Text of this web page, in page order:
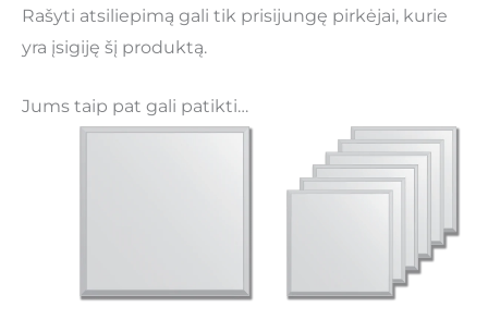
Rašyti atsiliepimą gali tik prisijungę pirkėjai, kurie
yra įsigiję šį produktą.
Jums taip pat gali patikti…